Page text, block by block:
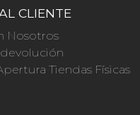
CLIENTE
Nosotros
Tiendas Físicas